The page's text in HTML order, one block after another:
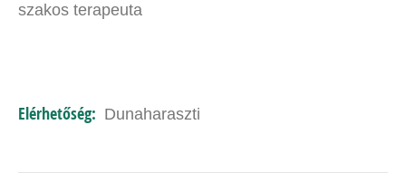
szakos terapeuta
Elérhetőség: Dunaharaszti